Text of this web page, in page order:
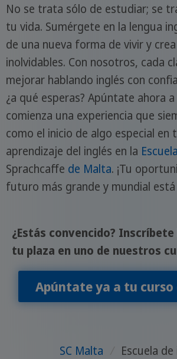
No se trata sólo de estudiar; se
tu vida. Sumérgete en la lengua
de una nueva forma de vivir y
inolvidables. Con nosotros, cada
mejorar hablando inglés con
¿a qué esperas? Apúntate ahora
comienza una experiencia que
como el inicio de algo especial en
aprendizaje del inglés en la Escuela
Sprachcaffe de Malta. ¡Tu
futuro más grande y mundial está
¿Estás convencido?
tu plaza en uno de nuestros
Apúntate ya a tu curso
SC Malta Escuela